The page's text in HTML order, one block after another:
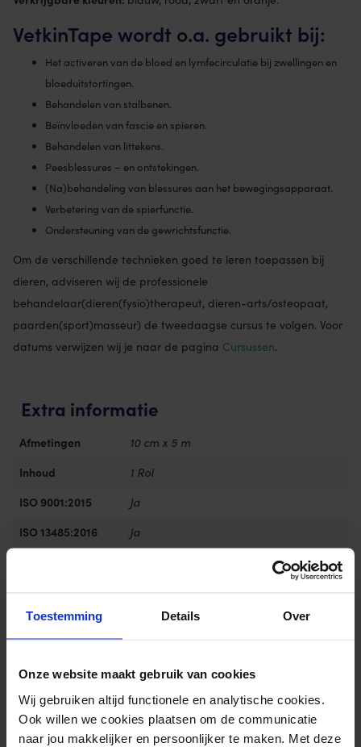
Toestemming Details Over
Onze website maakt gebruik van cookies
Wij gebruiken altijd functionele en analytische cookies.
Ook willen we cookies plaatsen om de communicatie
naar jou makkelijker en persoonlijker te maken. Met deze
VetkinTape wordt o.a. gebruikt bij:
Het activeren van de bloed en lymfecirculatie bij zwellingen en
bloeduitstortingen.
Behandelen van stalbenen.
Beïnvloeden van fascie en spieren.
Behandelen van littekens.
Peesblessures – en ontstekingen.
(Na)behandeling van blessures aan het bewegingsapparaat.
Verbetering van de spierfunctie.
Ondersteuning van de gewrichtsfunctie.
Om de verschillende technieken goed te leren toepassen bij
dieren, adviseren wij de professionele
behandelaar(dieren(fysio)therapeut, dieren-arts/osteopaat,
paarden(sport)masseur) de tweedaagse cursus te volgen. Voor
datums verwijzen wij je naar de pagina Cursussen.
Extra informatie
Afmetingen 10 cm x 5 m
Inhoud 1 Rol
ISO 9001:2015 Ja
ISO 13485:2016 Ja
Reviews
4.80out of
Schrijf review